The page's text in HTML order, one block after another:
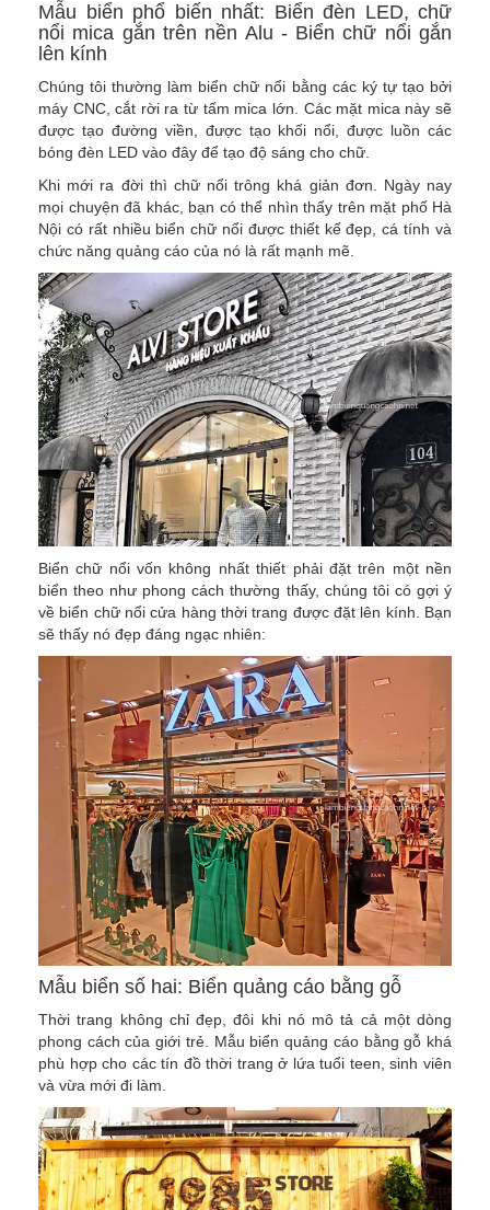
Mẫu biển phổ biến nhất: Biển đèn LED, chữ
nổi mica gắn trên nền Alu - Biển chữ nổi gắn
lên kính
Chúng tôi thường làm biển chữ nổi bằng các ký tự tạo bởi
máy CNC, cắt rời ra từ tấm mica lớn. Các mặt mica này sẽ
được tạo đường viền, được tạo khối nổi, được luồn các
bóng đèn LED vào đây để tạo độ sáng cho chữ.
Khi mới ra đời thì chữ nổi trông khá giản đơn. Ngày nay
mọi chuyện đã khác, bạn có thể nhìn thấy trên mặt phố Hà
Nội có rất nhiều biển chữ nổi được thiết kế đẹp, cá tính và
chức năng quảng cáo của nó là rất mạnh mẽ.
Biển chữ nổi vốn không nhất thiết phải đặt trên một nền
biển theo như phong cách thường thấy, chúng tôi có gợi ý
về biển chữ nổi cửa hàng thời trang được đặt lên kính. Bạn
sẽ thấy nó đẹp đáng ngạc nhiên:
Mẫu biển số hai: Biển quảng cáo bằng gỗ
Thời trang không chỉ đẹp, đôi khi nó mô tả cả một dòng
phong cách của giới trẻ. Mẫu biển quảng cáo bằng gỗ khá
phù hợp cho các tín đồ thời trang ở lứa tuổi teen, sinh viên
và vừa mới đi làm.